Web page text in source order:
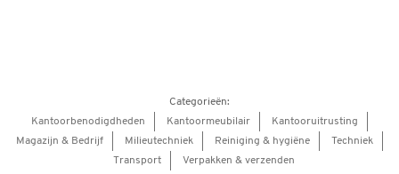
Categorieën:
Kantoorbenodigdheden
Kantoormeubilair
Kantooruitrusting
Magazijn & Bedrijf
Milieutechniek Reiniging & hygiëne
Techniek
Transport
Verpakken & verzenden